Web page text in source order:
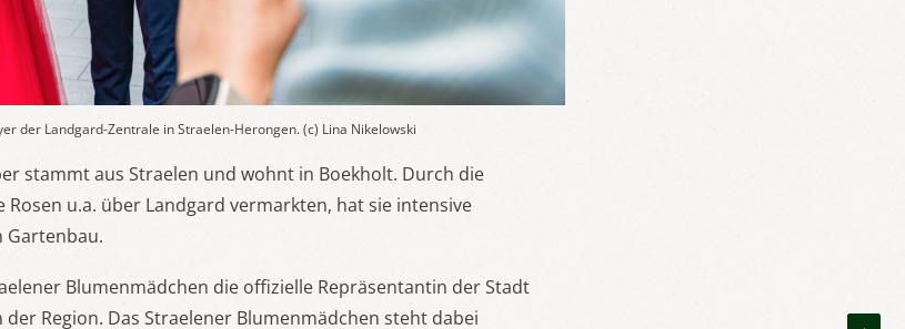
der Landgard-Zentrale in Straelen-Herongen. (c) Lina Nikelowski
stammt aus Straelen und wohnt in Boekholt. Durch die
u.a. über Landgard vermarkten, hat sie intensive
Gartenbau.
Blumenmädchen die offizielle Repräsentantin der Stadt
Region. Das Straelener Blumenmädchen steht dabei